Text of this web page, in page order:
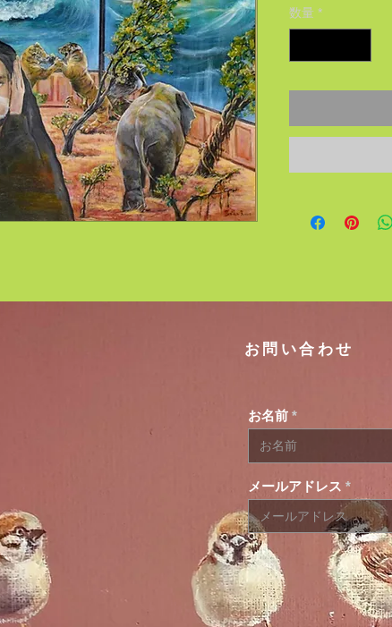
数量 *
​お問い合わせ
お名前
メールアドレス